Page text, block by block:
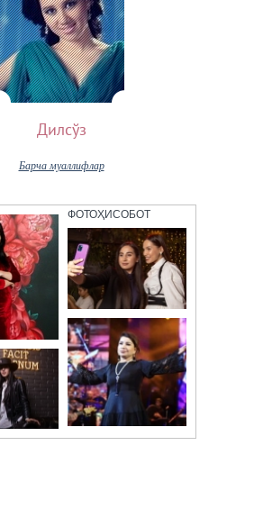
Дилсўз
Барча муаллифлар
ФОТОҲИСОБОТ